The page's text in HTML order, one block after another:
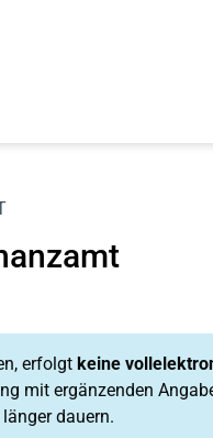
erfolgt keine
mit ergänzenden
dauern.